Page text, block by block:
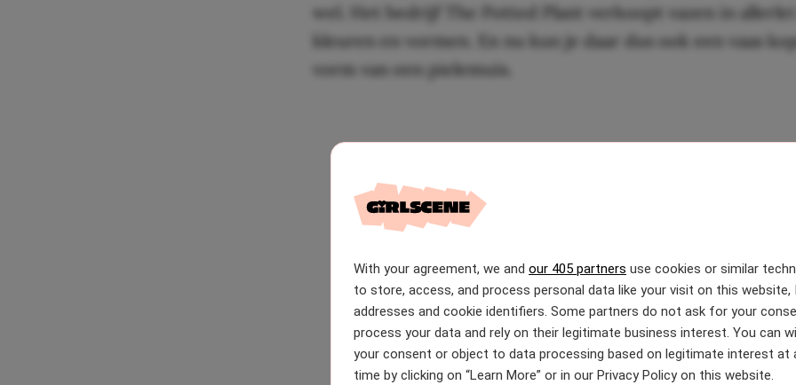
With your agreement, we and our 405 partners use cookies or similar
to store, access, and process personal data like your visit on this website,
addresses and cookie identifiers. Some partners do not ask for your
process your data and rely on their legitimate business interest. You can
your consent or object to data processing based on legitimate interest at
time by clicking on “Learn More” or in our Privacy Policy on this website.
wel. Het bedrijf The Potted Plant verkoopt vazen in
kleuren en vormen. En nu kun je daar dus ook een vaas
vorm van een pielemuis.